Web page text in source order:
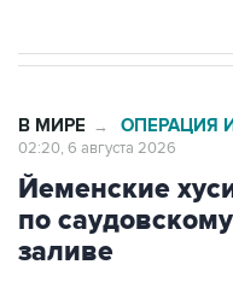
В МИРЕ → ОПЕРАЦИЯ
02:20, 6 августа 2026
Йеменские
по
заливе